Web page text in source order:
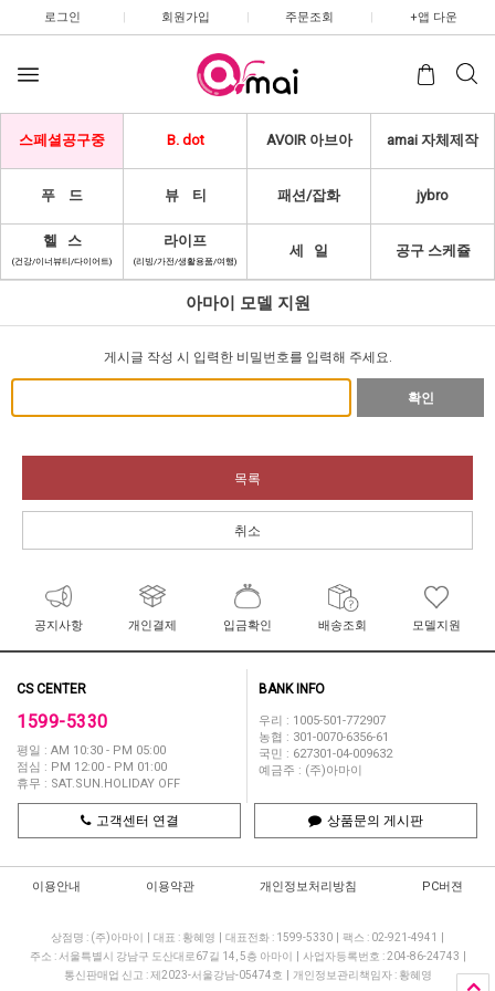
로그인 | 회원가입 | 주문조회 | +앱 다운
스페셜공구중 B. dot AVOIR 아브아 amai 자체제작
푸 드 뷰 티 패션/잡화 jybro
헬 스
(건강/이너뷰티/다이어트)
라이프
(리빙/가전/생활용품/여행)
세 일 공구 스케쥴
아마이 모델 지원
게시글 작성 시 입력한 비밀번호를 입력해 주세요.
확인
목록
취소
공지사항 개인결제 입금확인 배송조회 모델지원
CS CENTER
1599-5330
평일 : AM 10:30 - PM 05:00
점심 : PM 12:00 - PM 01:00
휴무 : SAT.SUN.HOLIDAY OFF
BANK INFO
우리 : 1005-501-772907
농협 : 301-0070-6356-61
국민 : 627301-04-009632
예금주 : (주)아마이
고객센터 연결 상품문의 게시판
이용안내 이용약관 개인정보처리방침 PC버젼
상점명 : (주)아마이 대표 : 황혜영 대표전화 : 1599-5330 팩스 : 02-921-4941
주소 : 서울특별시 강남구 도산대로67길 14, 5층 아마이
사업자등록번호 : 204-86-24743
통신판매업 신고 : 제2023-서울강남-05474호
개인정보관리책임자 : 황혜영